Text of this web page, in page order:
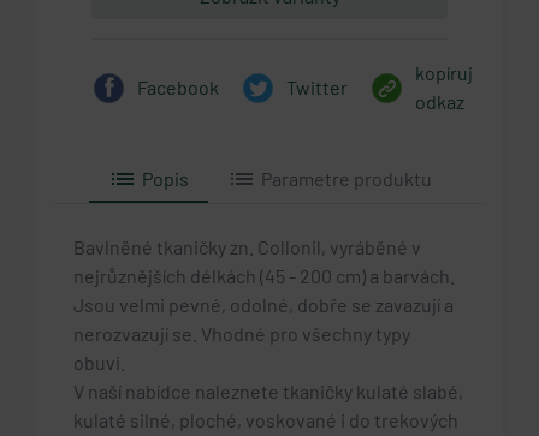
Facebook Twitter
kopíruj
odkaz
list Popis list Parametre produktu
Bavlněné tkaničky zn. Collonil, vyráběné v
nejrůznějších délkách (45 - 200 cm) a barvách.
Jsou velmi pevné, odolné, dobře se zavazují a
nerozvazují se. Vhodné pro všechny typy
obuvi.
V naší nabídce naleznete tkaničky kulaté slabé,
kulaté silné, ploché, voskované i do trekových